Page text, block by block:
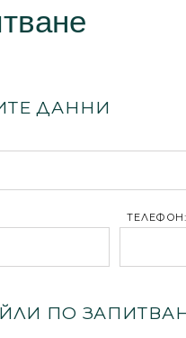
ДАННИ
ТЕЛЕФОН:
ПО